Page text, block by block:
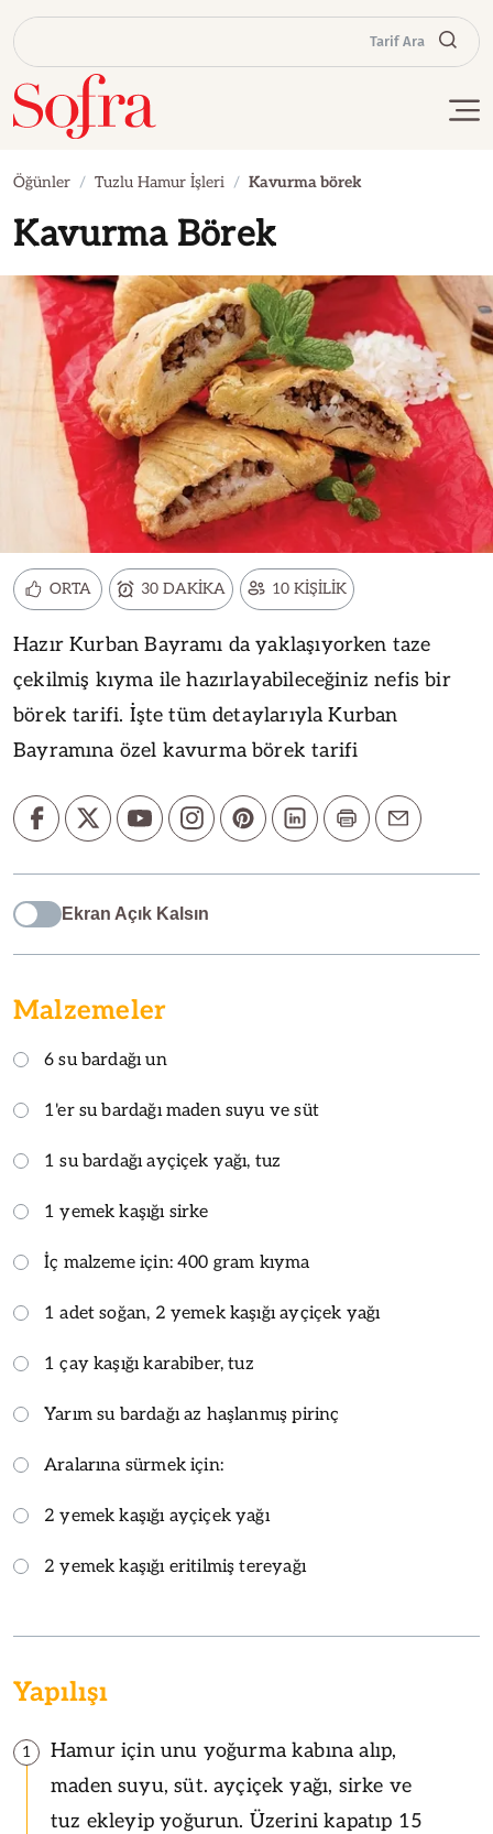
Tarif Ara
Öğünler Tuzlu Hamur İşleri Kavurma börek
Kavurma Börek
ORTA 30 DAKİKA 10 KİŞİLİK
Hazır Kurban Bayramı da yaklaşıyorken taze
çekilmiş kıyma ile hazırlayabileceğiniz nefis bir
börek tarifi. İşte tüm detaylarıyla Kurban
Bayramına özel kavurma börek tarifi
Ekran Açık Kalsın
Malzemeler
6 su bardağı un
1'er su bardağı maden suyu ve süt
1 su bardağı ayçiçek yağı, tuz
1 yemek kaşığı sirke
İç malzeme için: 400 gram kıyma
1 adet soğan, 2 yemek kaşığı ayçiçek yağı
1 çay kaşığı karabiber, tuz
Yarım su bardağı az haşlanmış pirinç
Aralarına sürmek için:
2 yemek kaşığı ayçiçek yağı
2 yemek kaşığı eritilmiş tereyağı
Yapılışı
1
Hamur için unu yoğurma kabına alıp,
maden suyu, süt. ayçiçek yağı, sirke ve
tuz ekleyip yoğurun. Üzerini kapatıp 15